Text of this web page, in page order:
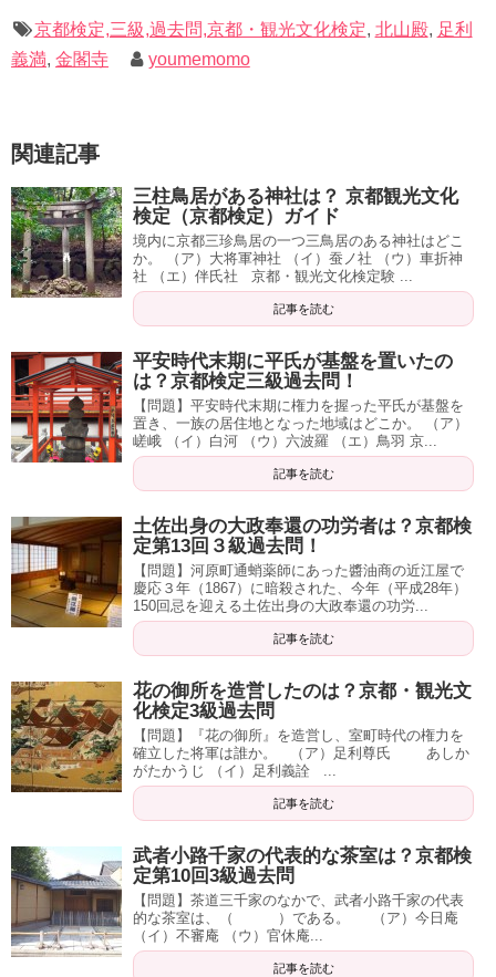
京都検定,三級,過去問,京都・観光文化検定, 北山殿, 足利
義満, 金閣寺 youmemomo
関連記事
三柱鳥居がある神社は？ 京都観光文化
検定（京都検定）ガイド
境内に京都三珍鳥居の一つ三鳥居のある神社はどこ
か。 （ア）大将軍神社 （イ）蚕ノ社 （ウ）車折神
社 （エ）伴氏社 京都・観光文化検定験 ...
記事を読む
平安時代末期に平氏が基盤を置いたの
は？京都検定三級過去問！
【問題】平安時代末期に権力を握った平氏が基盤を
置き、一族の居住地となった地域はどこか。 （ア）
嵯峨 （イ）白河 （ウ）六波羅 （エ）鳥羽 京...
記事を読む
土佐出身の大政奉還の功労者は？京都検
定第13回３級過去問！
【問題】河原町通蛸薬師にあった醬油商の近江屋で
慶応３年（1867）に暗殺された、今年（平成28年）
150回忌を迎える土佐出身の大政奉還の功労...
記事を読む
花の御所を造営したのは？京都・観光文
化検定3級過去問
【問題】『花の御所』を造営し、室町時代の権力を
確立した将軍は誰か。 （ア）足利尊氏 あしか
がたかうじ （イ）足利義詮 ...
記事を読む
武者小路千家の代表的な茶室は？京都検
定第10回3級過去問
【問題】茶道三千家のなかで、武者小路千家の代表
的な茶室は、（ ）である。 （ア）今日庵
（イ）不審庵 （ウ）官休庵...
記事を読む